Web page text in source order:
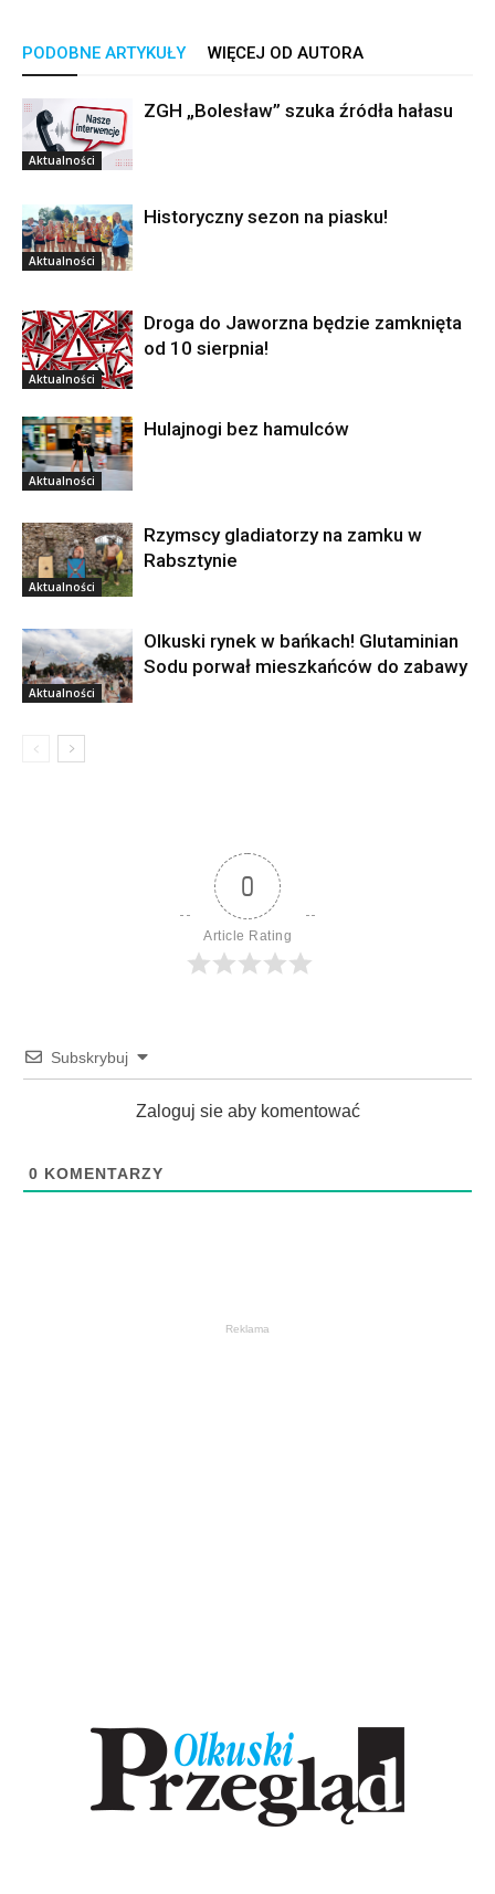
PODOBNE ARTYKUŁY WIĘCEJ OD AUTORA
Aktualności
ZGH „Bolesław” szuka źródła hałasu
Aktualności
Historyczny sezon na piasku!
Aktualności
Droga do Jaworzna będzie zamknięta
od 10 sierpnia!
Aktualności
Hulajnogi bez hamulców
Aktualności
Rzymscy gladiatorzy na zamku w
Rabsztynie
Aktualności
Olkuski rynek w bańkach! Glutaminian
Sodu porwał mieszkańców do zabawy
0
Article Rating
Subskrybuj
Zaloguj sie aby komentować
0 KOMENTARZY
Reklama